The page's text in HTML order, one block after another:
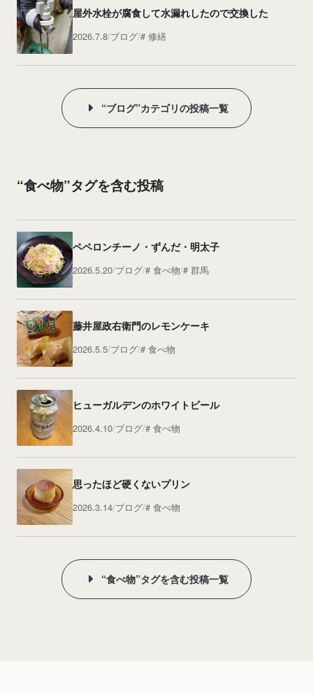
屋外水栓が腐食して水漏れしたので交換した
2026.7.8 ブログ 修繕
“ブログ”カテゴリの投稿一覧
“食べ物”タグを含む投稿
ペペロンチーノ・ずんだ・明太子
2026.5.20 ブログ 食べ物 群馬
藤井屋政右衛門のレモンケーキ
2026.5.5 ブログ 食べ物
ヒューガルデンのホワイトビール
2026.4.10 ブログ 食べ物
思ったほど硬くないプリン
2026.3.14 ブログ 食べ物
“食べ物”タグを含む投稿一覧